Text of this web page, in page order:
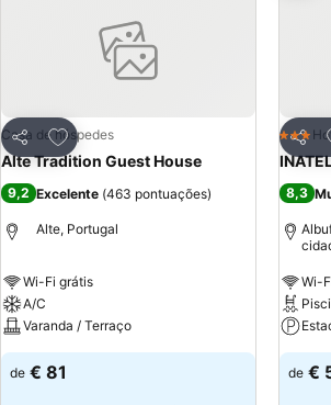
Partilhar
Adicionar aos favoritos
Casa de hóspedes
Alte Tradition Guest House
9,2 Excelente (463 pontuações)
Alte, Portugal
Wi-Fi grátis
A/C
Varanda / Terraço
de € 81
3
8,3
Wi-
de €